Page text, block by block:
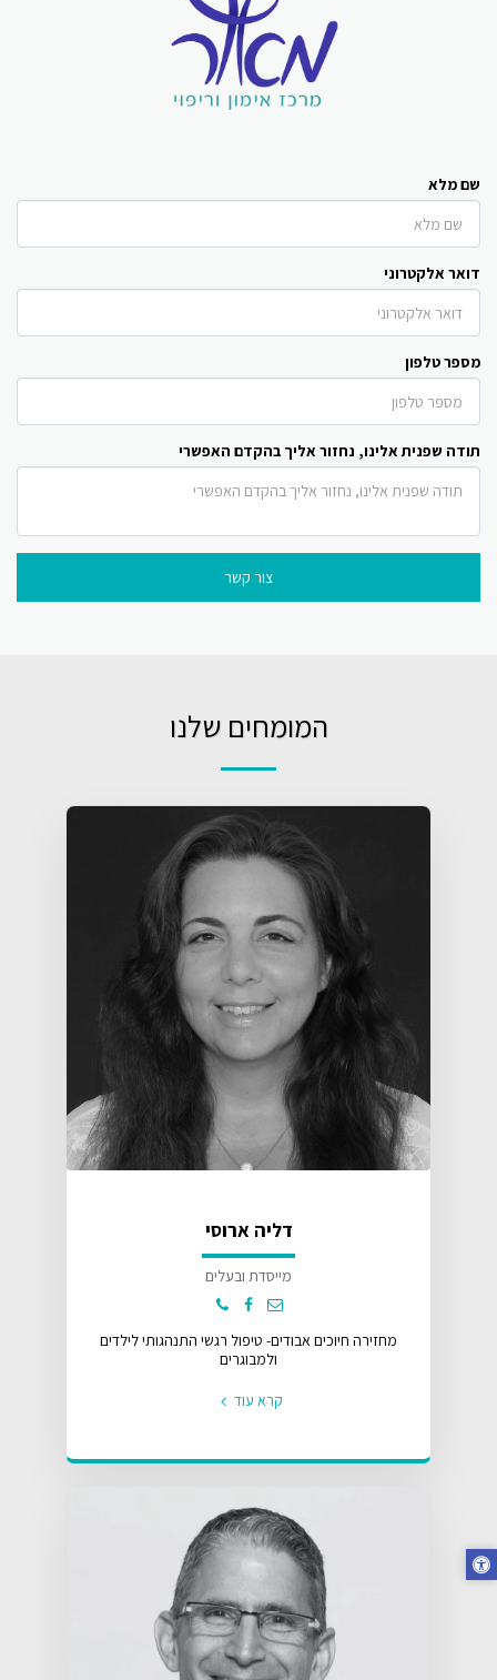
שם מלא
דואר אלקטרוני
מספר טלפון
תודה שפנית אלינו, נחזור אליך בהקדם האפשרי
צור קשר
המומחים שלנו
דליה ארוסי
מייסדת ובעלים
מחזירה חיוכים אבודים- טיפול רגשי התנהגותי לילדים
ולמבוגרים
קרא עוד